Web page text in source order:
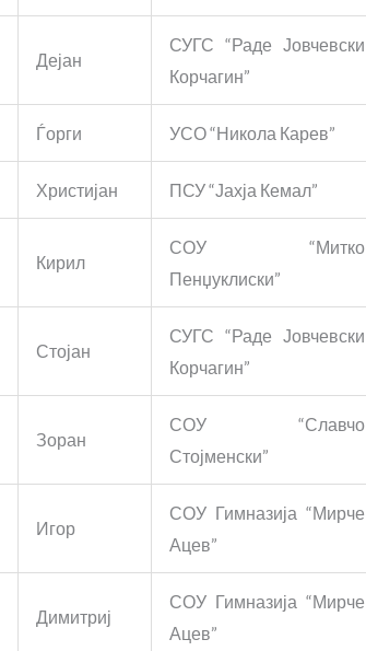
Дејан
СУГС “Раде Јовчевски
Корчагин”
Ѓорги УСО “Никола Карев”
Христијан ПСУ “Јахја Кемал”
Кирил
СОУ “Митко
Пенџуклиски”
Стојан
СУГС “Раде Јовчевски
Корчагин”
Зоран
СОУ “Славчо
Стојменски”
Игор
СОУ Гимназија “Мирче
Ацев”
Димитриј
СОУ Гимназија “Мирче
Ацев”